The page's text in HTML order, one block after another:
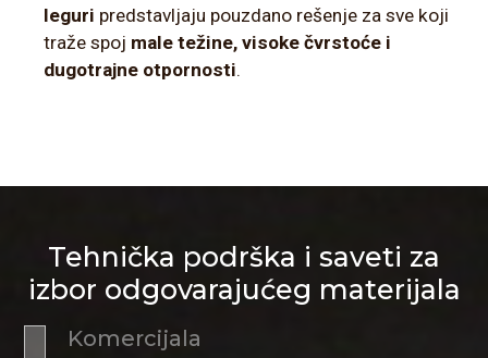
leguri predstavljaju pouzdano rešenje za sve koji
traže spoj male težine, visoke čvrstoće i
dugotrajne otpornosti.
Tehnička podrška i saveti za
izbor odgovarajućeg materijala
Komercijala